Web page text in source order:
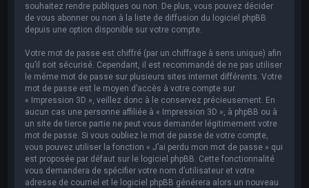
souhaitez rendre publiques ou non. De plus, vous pouvez décider
de vous abonner ou non à la liste de diffusion du logiciel phpBB
depuis une option disponible sur votre compte.
Votre mot de passe est chiffré (par un chiffrage à sens unique) afin
qu’il soit sécurisé. Cependant, il est recommandé de ne pas utiliser
le même mot de passe sur plusieurs sites internet différents. Votre
mot de passe est le moyen d’accès à votre compte sur
« Impression 3D », veillez donc à le conservez précieusement. En
aucun cas une personne affiliée à « Impression 3D », à phpBB ou à
un site de tierce partie ne peut vous demander légitimement votre
mot de passe. Si vous oubliez le mot de passe de votre compte,
vous pouvez utiliser la fonction « J’ai perdu mon mot de passe » qui
est proposée par défaut sur le logiciel phpBB. Cette fonctionnalité
vous demandera de spécifier votre nom d’utilisateur et votre
adresse de courriel et le logiciel phpBB générera alors un nouveau